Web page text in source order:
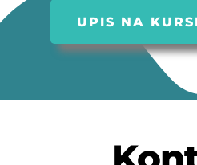
UPIS NA